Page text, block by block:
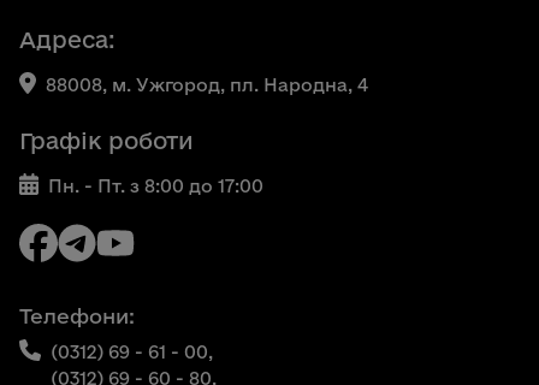
Адреса:
88008, м. Ужгород, пл. Народна, 4
Графік роботи
Пн. - Пт. з 8:00 до 17:00
Телефони:
(0312) 69 - 61 - 00,
(0312) 69 - 60 - 80,